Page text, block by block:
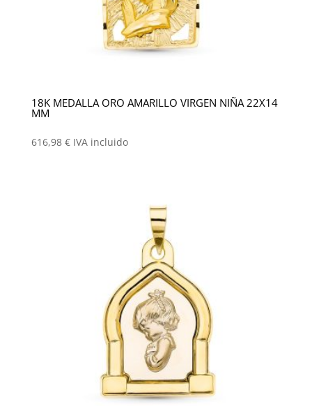
18K MEDALLA ORO AMARILLO VIRGEN NIÑA 22X14
MM
616,98 € IVA incluido